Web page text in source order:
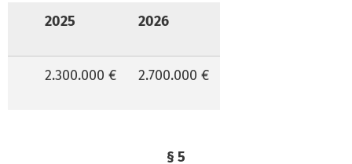
2025 2026
2.300.000 € 2.700.000 €
§ 5